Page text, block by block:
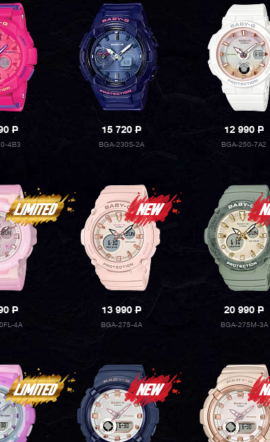
P
4B3
15 720P
BGA-230S-2A
12 990P
BGA-250-7A2
P
4A
13 990P
BGA-275-4A
20 990P
BGA-275M-3A